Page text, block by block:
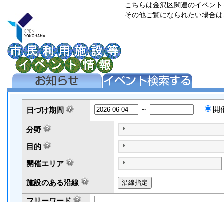
こちらは金沢区関連のイベン
その他ご覧になられたい場合
日づけ期間 ～ 開
分野
目的
開催エリア
施設のある沿線